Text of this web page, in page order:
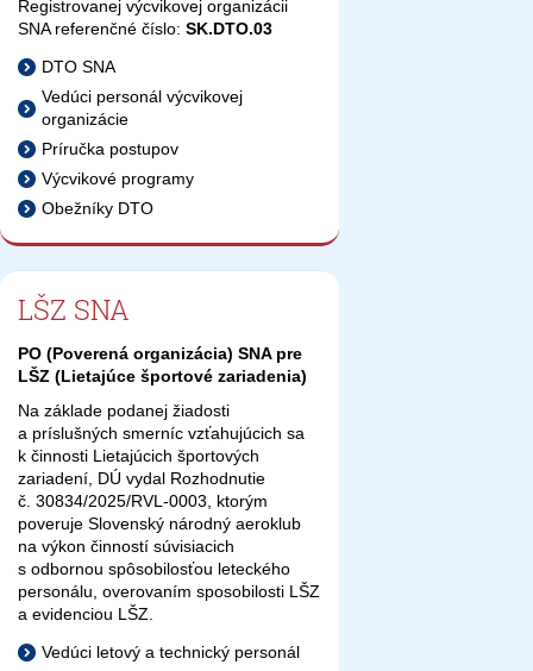
Registrovanej výcvikovej organizácii
SNA referenčné číslo: SK.DTO.03
DTO SNA
Vedúci personál výcvikovej
organizácie
Príručka postupov
Výcvikové programy
Obežníky DTO
LŠZ SNA
PO (Poverená organizácia) SNA pre
LŠZ (Lietajúce športové zariadenia)
Na základe podanej žiadosti
a príslušných smerníc vzťahujúcich sa
k činnosti Lietajúcich športových
zariadení, DÚ vydal Rozhodnutie
č. 30834/2025/RVL-0003, ktorým
poveruje Slovenský národný aeroklub
na výkon činností súvisiacich
s odbornou spôsobilosťou leteckého
personálu, overovaním sposobilosti LŠZ
a evidenciou LŠZ.
Vedúci letový a technický personál